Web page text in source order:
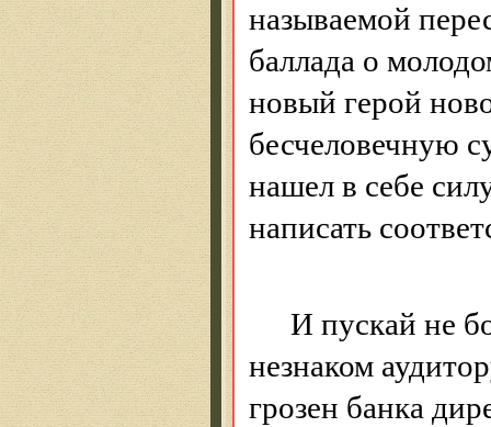
называемой
баллада о
новый герой
бесчеловечную
нашел в себе
написать
И пускай не
незнаком
грозен банка